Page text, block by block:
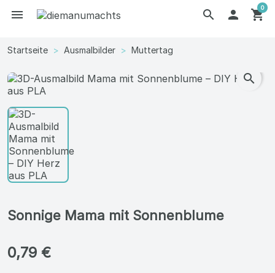
search
menu  shopping_cart
0
Startseite Ausmalbilder Muttertag
search
Sonnige Mama mit Sonnenblume
0,79 €